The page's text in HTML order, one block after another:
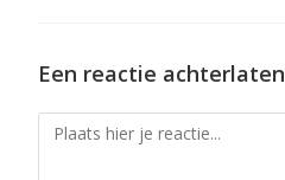
Een reactie achterlaten